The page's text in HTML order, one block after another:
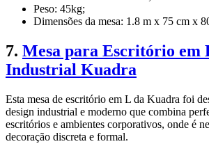
Peso: 45kg;
Dimensões da mesa: 1.8 m x 75 cm x
7. Mesa para Escritório em
Industrial Kuadra
Esta mesa de escritório em L da Kuadra foi
design industrial e moderno que combina
escritórios e ambientes corporativos, onde é
decoração discreta e formal.